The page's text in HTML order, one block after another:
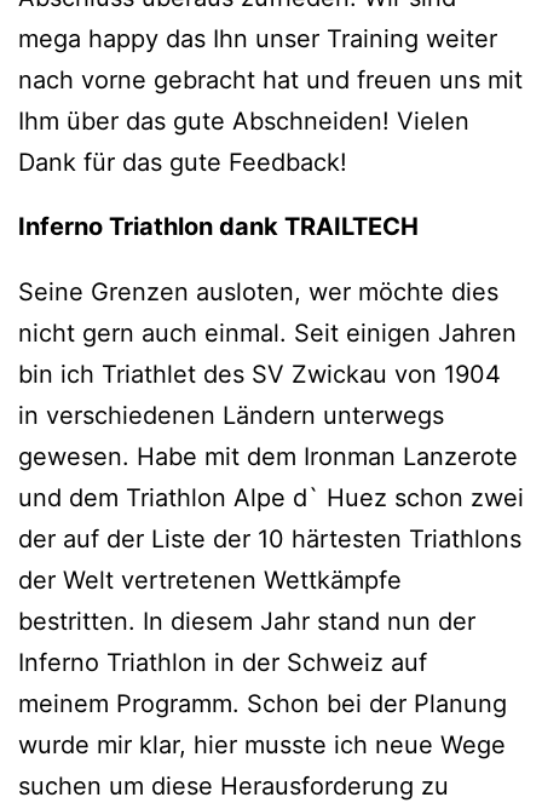
mega happy das Ihn unser Training weiter
nach vorne gebracht hat und freuen uns mit
Ihm über das gute Abschneiden! Vielen
Dank für das gute Feedback!
Inferno Triathlon dank TRAILTECH
Seine Grenzen ausloten, wer möchte dies
nicht gern auch einmal. Seit einigen Jahren
bin ich Triathlet des SV Zwickau von 1904
in verschiedenen Ländern unterwegs
gewesen. Habe mit dem Ironman Lanzerote
und dem Triathlon Alpe d` Huez schon zwei
der auf der Liste der 10 härtesten Triathlons
der Welt vertretenen Wettkämpfe
bestritten. In diesem Jahr stand nun der
Inferno Triathlon in der Schweiz auf
meinem Programm. Schon bei der Planung
wurde mir klar, hier musste ich neue Wege
suchen um diese Herausforderung zu